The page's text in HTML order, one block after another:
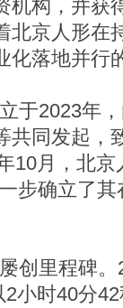
机构，并获
北京人形在
化落地并行
2023年
共同发起，
10月，北京
步确立了
里程碑。
2小时40分